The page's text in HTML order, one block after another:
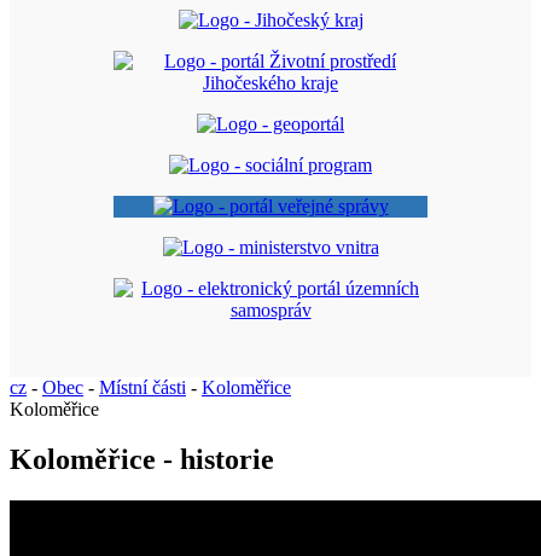
cz - Obec - Místní části - Koloměřice
Koloměřice
Koloměřice - historie